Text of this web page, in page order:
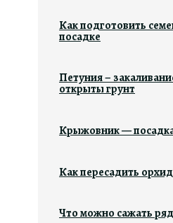
Как подготовить
посадке
Петуния –
открыты грунт
Крыжовник —
Как пересадить
Что можно сажать